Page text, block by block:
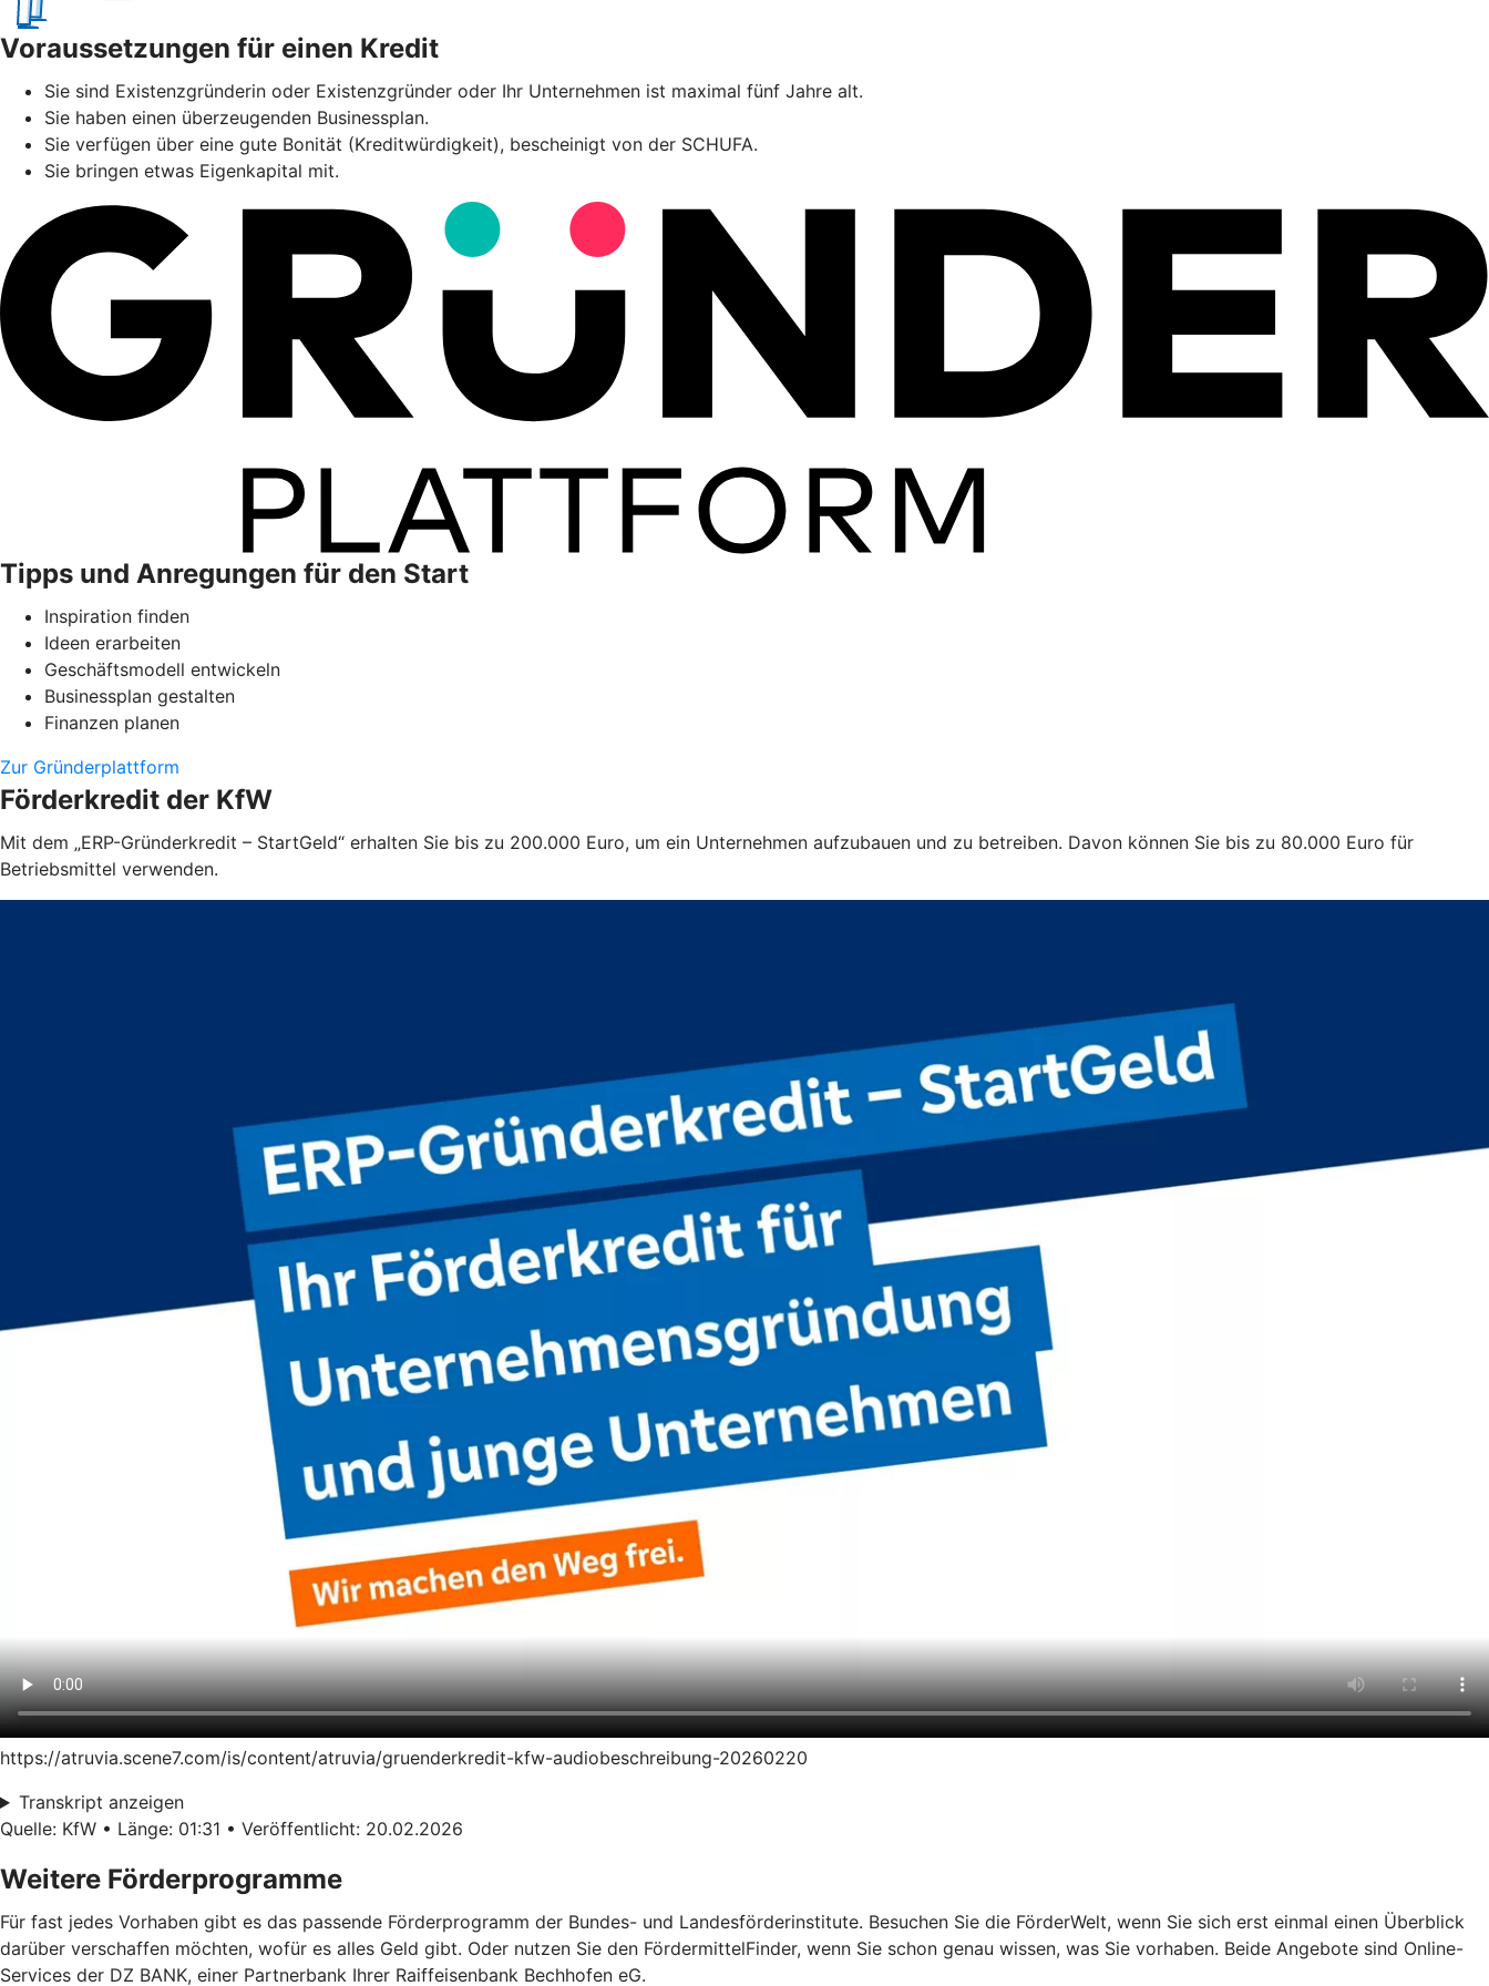
Voraussetzungen für einen Kredit
Sie sind Existenzgründerin oder Existenzgründer oder Ihr Unternehmen ist maximal fünf Jahre alt.
Sie haben einen überzeugenden Businessplan.
Sie verfügen über eine gute Bonität (Kreditwürdigkeit), bescheinigt von der SCHUFA.
Sie bringen etwas Eigenkapital mit.
Tipps und Anregungen für den Start
Inspiration finden
Ideen erarbeiten
Geschäftsmodell entwickeln
Businessplan gestalten
Finanzen planen
Zur Gründerplattform
Förderkredit der KfW
Mit dem „ERP-Gründerkredit – StartGeld“ erhalten Sie bis zu 200.000 Euro, um ein Unternehmen aufzubauen und zu betreiben. Davon können Sie bis zu 80.000 Euro für
Betriebsmittel verwenden.
https://atruvia.scene7.com/is/content/atruvia/gruenderkredit-kfw-audiobeschreibung-20260220
Transkript anzeigen
Quelle: KfW • Länge: 01:31 • Veröffentlicht: 20.02.2026
Weitere Förderprogramme
Für fast jedes Vorhaben gibt es das passende Förderprogramm der Bundes- und Landesförderinstitute. Besuchen Sie die FörderWelt, wenn Sie sich erst einmal einen Überblick
darüber verschaffen möchten, wofür es alles Geld gibt. Oder nutzen Sie den FördermittelFinder, wenn Sie schon genau wissen, was Sie vorhaben. Beide Angebote sind Online-
Services der DZ BANK, einer Partnerbank Ihrer Raiffeisenbank Bechhofen eG.